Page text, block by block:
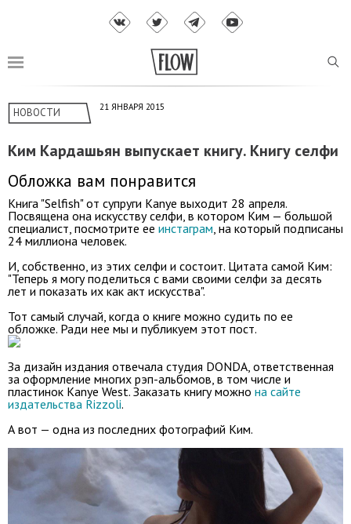
НОВОСТИ 21 ЯНВАРЯ 2015
Ким Кардашьян выпускает книгу. Книгу селфи
Обложка вам понравится
Книга "Selfish" от супруги Kanye выходит 28 апреля.
Посвящена она искусству селфи, в котором Ким — большой
специалист, посмотрите ее инстаграм , на который подписаны
24 миллиона человек.
И, собственно, из этих селфи и состоит. Цитата самой Ким:
"Теперь я могу поделиться с вами своими селфи за десять
лет и показать их как акт искусства".
Тот самый случай, когда о книге можно судить по ее
обложке. Ради нее мы и публикуем этот пост.
За дизайн издания отвечала студия DONDA, ответственная
за оформление многих рэп-альбомов, в том числе и
пластинок Kanye West. Заказать книгу можно на сайте
издательства Rizzoli.
А вот — одна из последних фотографий Ким.